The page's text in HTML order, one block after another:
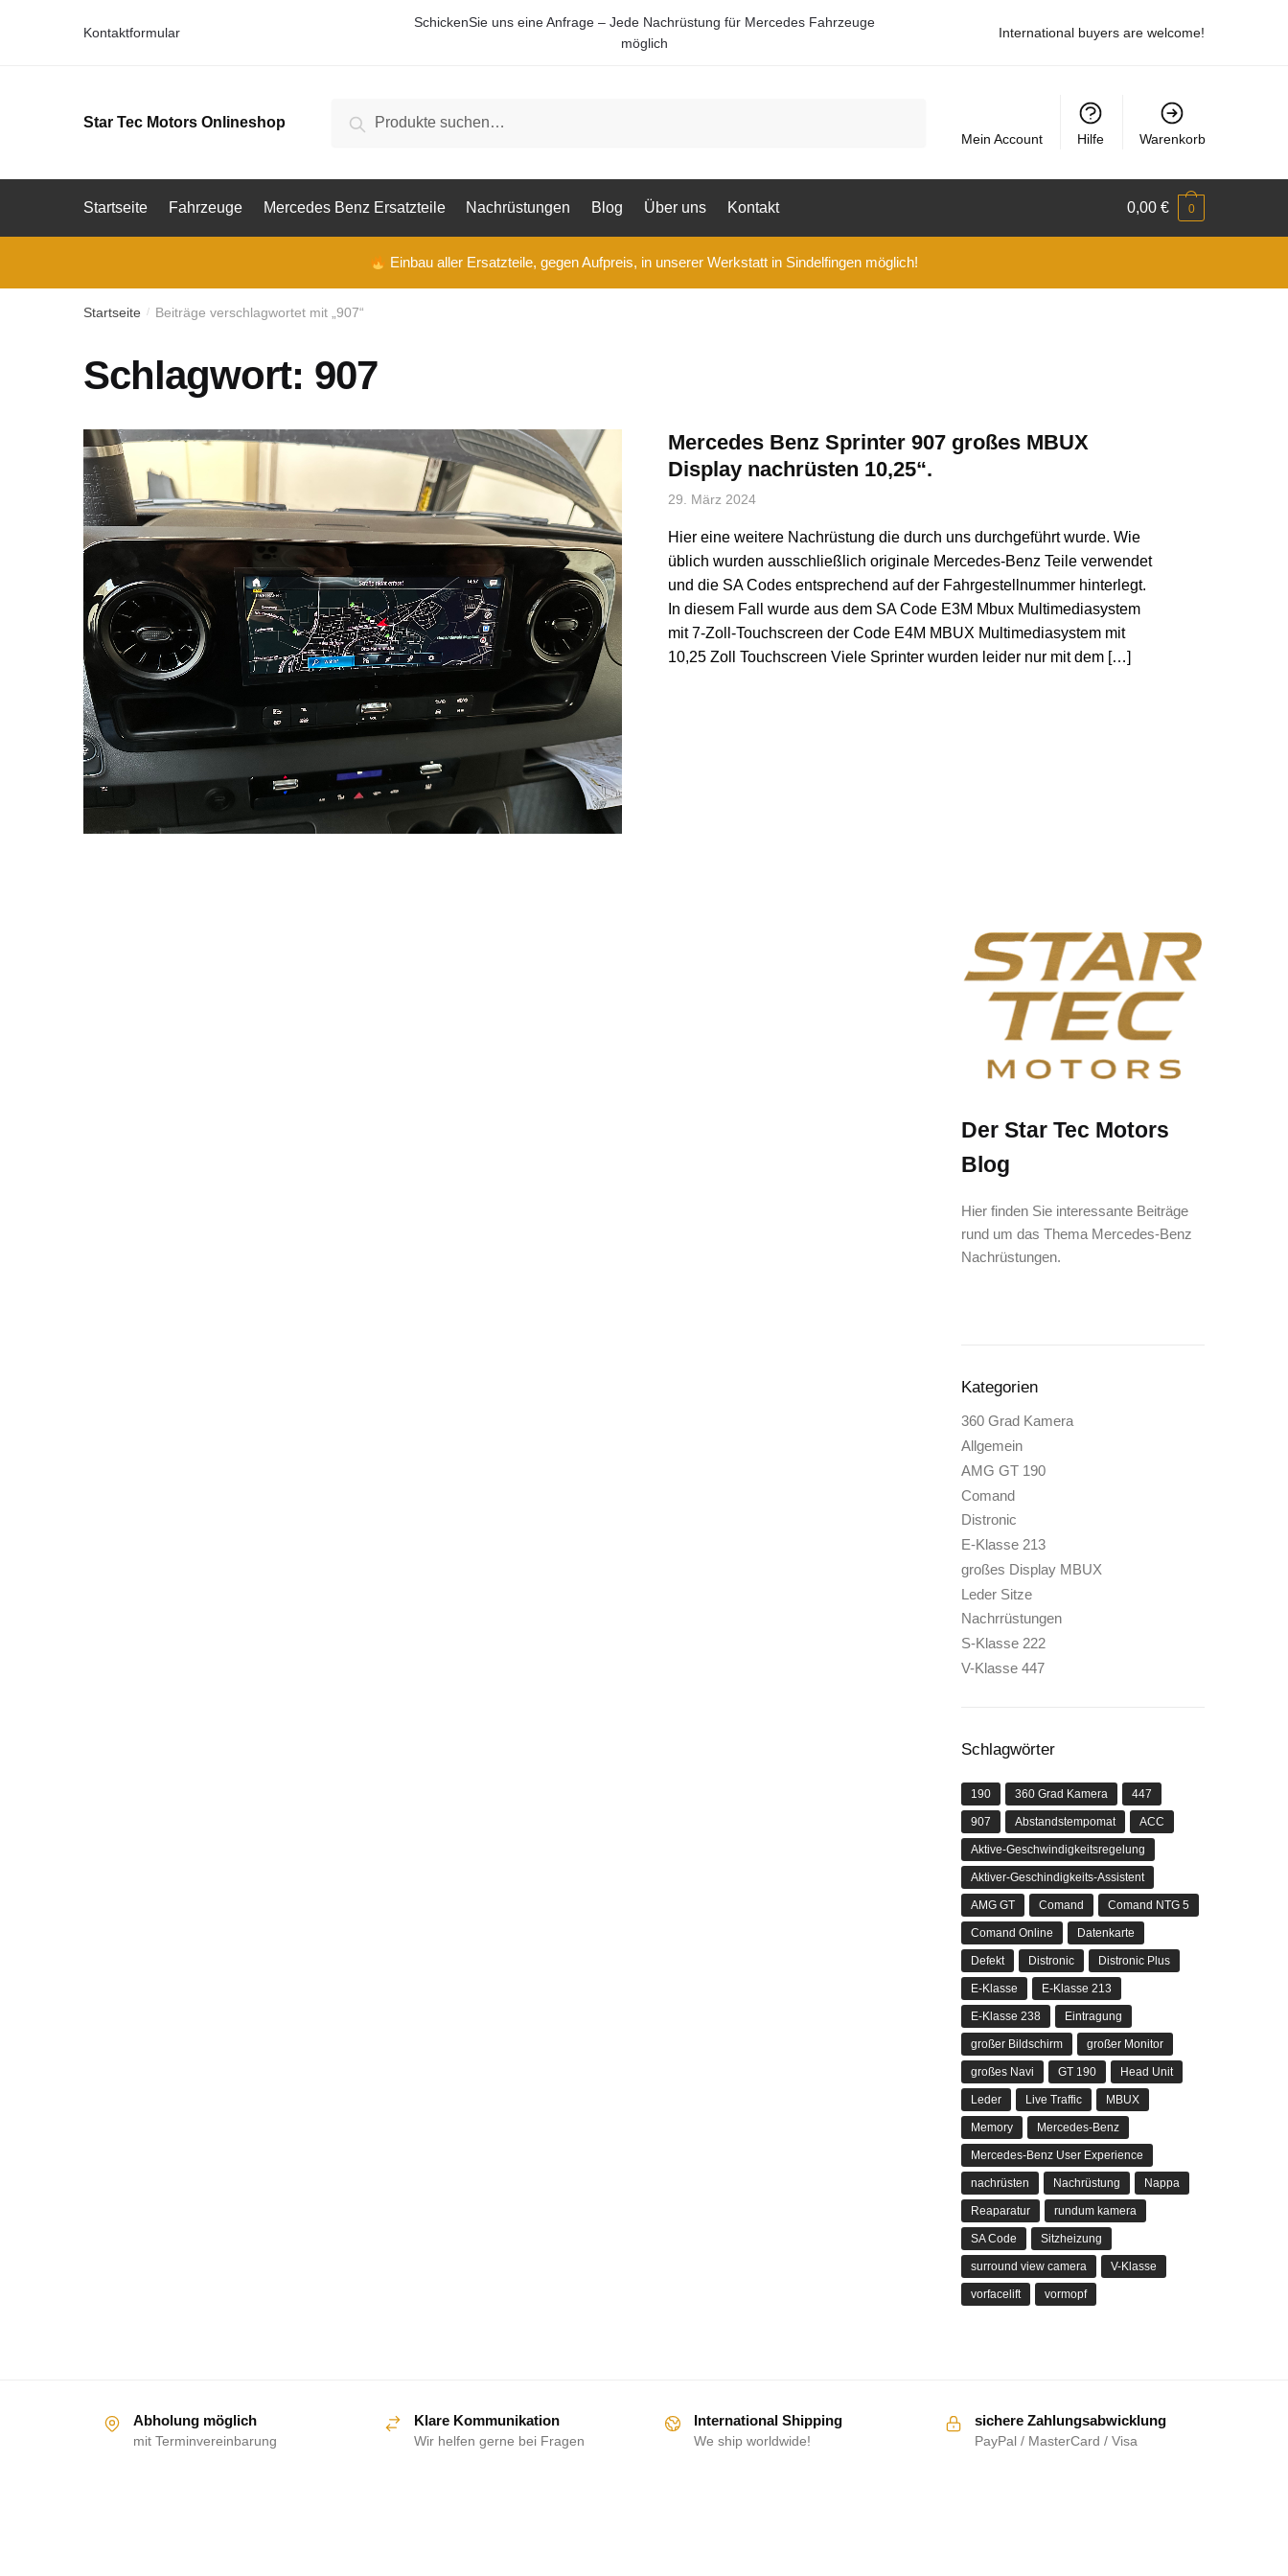
Kontaktformular
SchickenSie uns eine Anfrage – Jede Nachrüstung für Mercedes Fahrzeuge
möglich
International buyers are welcome!
Star Tec Motors Onlineshop
nach:
Suche
Mein Account Hilfe Warenkorb
Startseite Fahrzeuge Mercedes Benz Ersatzteile Nachrüstungen Blog Über uns Kontakt 0,00 € 0
Einbau aller Ersatzteile, gegen Aufpreis, in unserer Werkstatt in Sindelfingen möglich!
Startseite / Beiträge verschlagwortet mit „907“
Schlagwort: 907
Mercedes Benz Sprinter 907 großes MBUX
Display nachrüsten 10,25“.
29. März 2024
Hier eine weitere Nachrüstung die durch uns durchgeführt wurde. Wie
üblich wurden ausschließlich originale Mercedes-Benz Teile verwendet
und die SA Codes entsprechend auf der Fahrgestellnummer hinterlegt.
In diesem Fall wurde aus dem SA Code E3M Mbux Multimediasystem
mit 7-Zoll-Touchscreen der Code E4M MBUX Multimediasystem mit
10,25 Zoll Touchscreen Viele Sprinter wurden leider nur mit dem […]
Der Star Tec Motors
Blog
Hier finden Sie interessante Beiträge
rund um das Thema Mercedes-Benz
Nachrüstungen.
Kategorien
360 Grad Kamera
Allgemein
AMG GT 190
Comand
Distronic
E-Klasse 213
großes Display MBUX
Leder Sitze
Nachrrüstungen
S-Klasse 222
V-Klasse 447
Schlagwörter
190 360 Grad Kamera 447
907 Abstandstempomat ACC
Aktive-Geschwindigkeitsregelung
Aktiver-Geschindigkeits-Assistent
AMG GT Comand Comand NTG 5
Comand Online Datenkarte
Defekt Distronic Distronic Plus
E-Klasse E-Klasse 213
E-Klasse 238 Eintragung
großer Bildschirm großer Monitor
großes Navi GT 190 Head Unit
Leder Live Traffic MBUX
Memory Mercedes-Benz
Mercedes-Benz User Experience
nachrüsten Nachrüstung Nappa
Reaparatur rundum kamera
SA Code Sitzheizung
surround view camera V-Klasse
vorfacelift vormopf
Abholung möglich
mit Terminvereinbarung
Klare Kommunikation
Wir helfen gerne bei Fragen
International Shipping
We ship worldwide!
sichere Zahlungsabwicklung
PayPal / MasterCard / Visa